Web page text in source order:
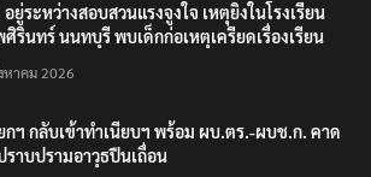
อยู่ระหว่างสอบสวนแรงจูงใจ เหตุยิงในโรงเรียน
ศิรินทร์ นนทบุรี พบเด็กก่อเหตุเครียดเรื่องเรียน
หาคม 2026
กฯ กลับเข้าทำเนียบฯ พร้อม ผบ.ตร.-ผบช.ก. คาด
ราบปรามอาวุธปืนเถื่อน